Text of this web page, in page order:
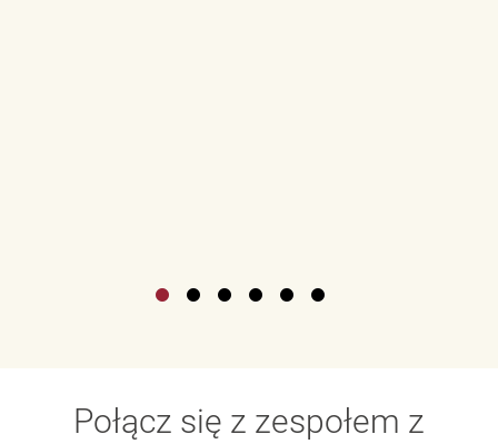
Połącz się z zespołem z